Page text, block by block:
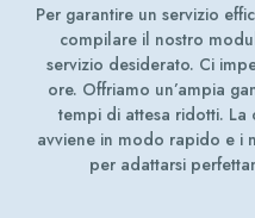
Per garantire un servizio
compilare il nostro
servizio desiderato. Ci
ore. Offriamo un’ampia
tempi di attesa ridotti.
avviene in modo rapido e i
per adattarsi